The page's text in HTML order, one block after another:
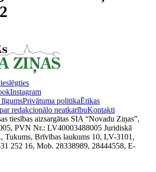
Instagram
līgumsPrivātuma politikaĒtikas
redakcionālo neatkarībuKontakti
tiesības aizsargātas SIA “Novadu Ziņas”,
PVN Nr.: LV40003488005 Juridiskā
Tukums, Brīvības laukums 10, LV-3101,
252 16, Mob. 28338989, 28444558, E-